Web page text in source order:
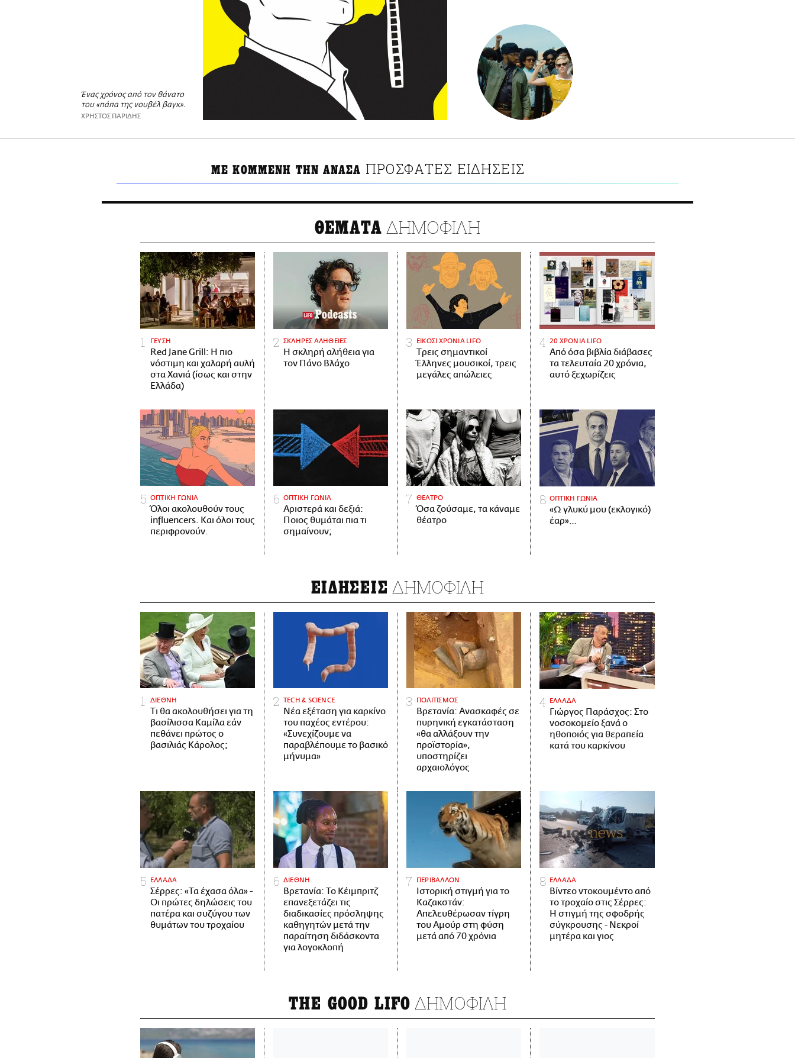
Ένας χρόνος από τον θάνατο
του «πάπα της νουβέλ βαγκ».
ΧΡΗΣΤΟΣ ΠΑΡΙΔΗΣ
ΜΕ ΚΟΜΜΕΝΗ ΤΗΝ ΑΝΑΣΑ ΠΡΟΣΦΑΤΕΣ ΕΙΔΗΣΕΙΣ
ΘΕΜΑΤΑ ΔΗΜΟΦΙΛΗ
ΓΕΥΣΗ
Red Jane Grill: Η πιο
νόστιμη και χαλαρή αυλή
στα Χανιά (ίσως και στην
Ελλάδα)
ΣΚΛΗΡΕΣ ΑΛΗΘΕΙΕΣ
H σκληρή αλήθεια για
τον Πάνο Βλάχο
ΕΙΚΟΣΙ ΧΡΟΝΙΑ LIFO
Tρεις σημαντικοί
Έλληνες μουσικοί, τρεις
μεγάλες απώλειες
20 ΧΡΟΝΙΑ LIFO
Από όσα βιβλία διάβασες
τα τελευταία 20 χρόνια,
αυτό ξεχωρίζεις
ΟΠΤΙΚΗ ΓΩΝΙΑ
Όλοι ακολουθούν τους
influencers. Και όλοι τους
περιφρονούν.
ΟΠΤΙΚΗ ΓΩΝΙΑ
Αριστερά και δεξιά:
Ποιος θυμάται πια τι
σημαίνουν;
ΘΕΑΤΡΟ
Όσα ζούσαμε, τα κάναμε
θέατρο
ΟΠΤΙΚΗ ΓΩΝΙΑ
«Ω γλυκύ μου (εκλογικό)
έαρ»…
ΕΙΔΗΣΕΙΣ ΔΗΜΟΦΙΛΗ
ΔΙΕΘΝΗ
Τι θα ακολουθήσει για τη
βασίλισσα Καμίλα εάν
πεθάνει πρώτος ο
βασιλιάς Κάρολος;
ΤECH & SCIENCE
Νέα εξέταση για καρκίνο
του παχέος εντέρου:
«Συνεχίζουμε να
παραβλέπουμε το βασικό
μήνυμα»
ΠΟΛΙΤΙΣΜΟΣ
Βρετανία: Ανασκαφές σε
πυρηνική εγκατάσταση
«θα αλλάξουν την
προϊστορία»,
υποστηρίζει
αρχαιολόγος
ΕΛΛΑΔΑ
Γιώργος Παράσχος: Στο
νοσοκομείο ξανά ο
ηθοποιός για θεραπεία
κατά του καρκίνου
ΕΛΛΑΔΑ
Σέρρες: «Τα έχασα όλα» -
Οι πρώτες δηλώσεις του
πατέρα και συζύγου των
θυμάτων του τροχαίου
ΔΙΕΘΝΗ
Βρετανία: Το Κέιμπριτζ
επανεξετάζει τις
διαδικασίες πρόσληψης
καθηγητών μετά την
παραίτηση διδάσκοντα
για λογοκλοπή
ΠΕΡΙΒΑΛΛΟΝ
Ιστορική στιγμή για το
Καζακστάν:
Απελευθέρωσαν τίγρη
του Αμούρ στη φύση
μετά από 70 χρόνια
ΕΛΛΑΔΑ
Βίντεο ντοκουμέντο από
το τροχαίο στις Σέρρες:
Η στιγμή της σφοδρής
σύγκρουσης - Νεκροί
μητέρα και γιος
THE GOOD LIFO ΔΗΜΟΦΙΛΗ